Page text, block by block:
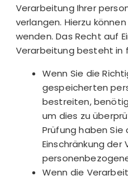
Verarbeitung Ihrer
verlangen. Hierzu
wenden. Das Recht auf
Verarbeitung besteht in
Wenn Sie die
gespeicherten
bestreiten,
um dies zu
Prüfung haben Sie
Einschränkung der
Wenn die